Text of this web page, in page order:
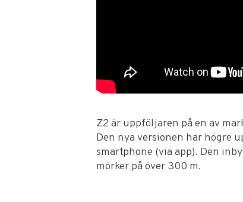
Z2 är uppföljaren på en av
Den nya versionen har högre
smartphone (via app). Den
mörker på över 300 m.